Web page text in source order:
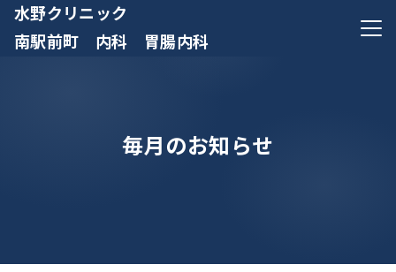
水野クリニック
南駅前町 内科 胃腸内科
メニ
毎月のお知らせ